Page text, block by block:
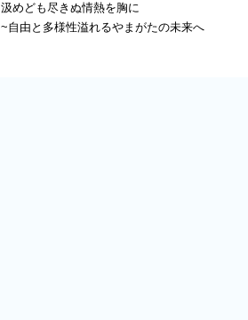
汲めども尽きぬ情熱を胸に
~自由と多様性溢れるやまがたの未来へ